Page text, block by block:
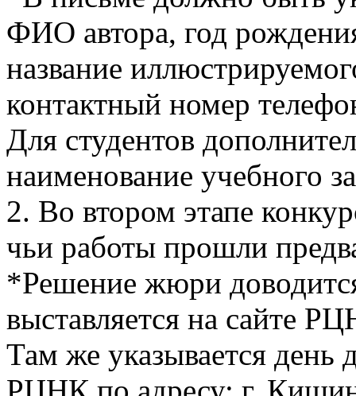
ФИО автора, год
название
контактный номер
Для студентов
наименование учебного
2. Во втором этапе
чьи работы прошли
*Решение жюри
выставляется на сайте
Там же указывается день